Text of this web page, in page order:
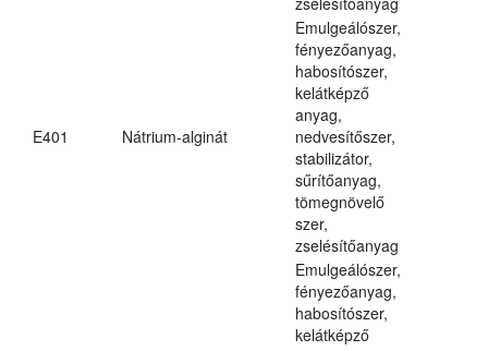
E401 Nátrium-alginát
Emulgeálószer,
fényezőanyag,
habosítószer,
kelátképző
anyag,
nedvesítőszer,
stabilizátor,
sűrítőanyag,
tömegnövelő
szer,
zselésítőanyag
Emulgeálószer,
fényezőanyag,
habosítószer,
kelátképző